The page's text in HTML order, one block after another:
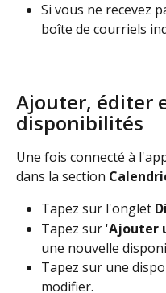
Si vous ne recevez
boîte de courriels
Ajouter, éditer
disponibilités
Une fois connecté à
dans la section
Tapez sur l'onglet
Tapez sur 'Ajouter
une nouvelle
Tapez sur une
modifier.